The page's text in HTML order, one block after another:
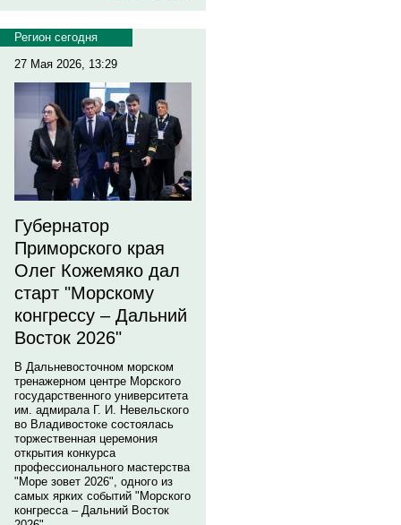
Регион сегодня
27 Мая 2026, 13:29
Губернатор
Приморского края
Олег Кожемяко дал
старт "Морскому
конгрессу – Дальний
Восток 2026"
В Дальневосточном морском
тренажерном центре Морского
государственного университета
им. адмирала Г. И. Невельского
во Владивостоке состоялась
торжественная церемония
открытия конкурса
профессионального мастерства
"Море зовет 2026", одного из
самых ярких событий "Морского
конгресса – Дальний Восток